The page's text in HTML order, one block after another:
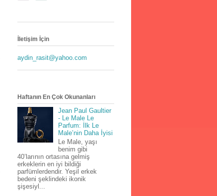
İletişim İçin
aydin_rasit@yahoo.com
Haftanın En Çok Okunanları
Jean Paul Gaultier
- Le Male Le
Parfum: İlk Le
Male’nin Daha İyisi
Le Male, yaşı
benim gibi
40’larının ortasına gelmiş
erkeklerin en iyi bildiği
parfümlerdendir. Yeşil erkek
bedeni şeklindeki ikonik
şişesiyl...